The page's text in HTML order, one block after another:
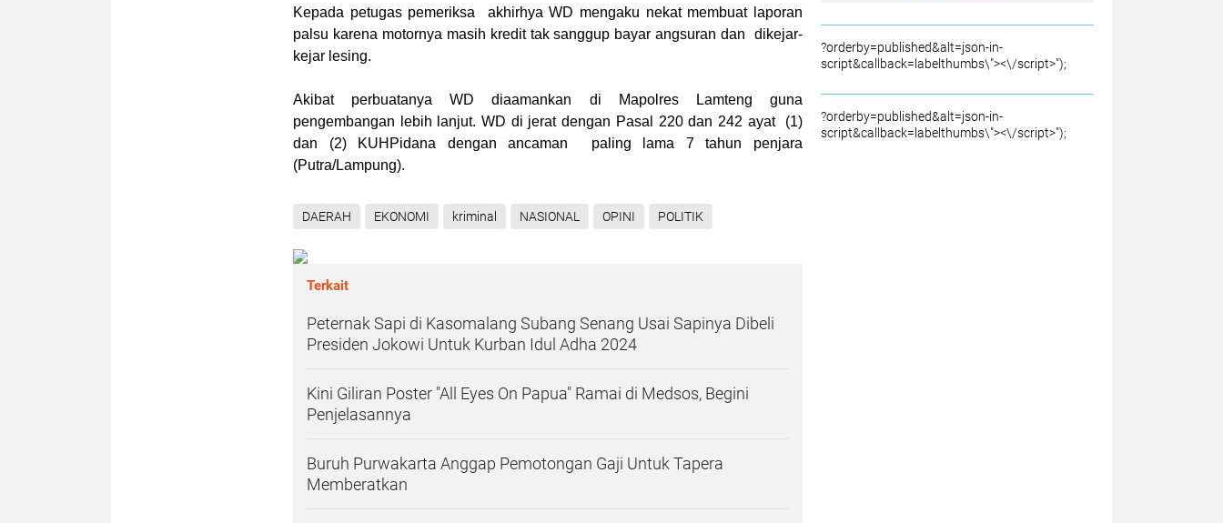
Kepada petugas pemeriksa akhirhya WD mengaku nekat membuat laporan
palsu karena motornya masih kredit tak sanggup bayar angsuran dan dikejar-
kejar lesing.
Akibat perbuatanya WD diaamankan di Mapolres Lamteng guna
pengembangan lebih lanjut. WD di jerat dengan Pasal 220 dan 242 ayat (1)
dan (2) KUHPidana dengan ancaman paling lama 7 tahun penjara
(Putra/Lampung).
DAERAH EKONOMI kriminal NASIONAL OPINI POLITIK
Terkait
Peternak Sapi di Kasomalang Subang Senang Usai Sapinya Dibeli
Presiden Jokowi Untuk Kurban Idul Adha 2024
Kini Giliran Poster "All Eyes On Papua" Ramai di Medsos, Begini
Penjelasannya
Buruh Purwakarta Anggap Pemotongan Gaji Untuk Tapera
Memberatkan
?orderby=published&alt=json-in-
script&callback=labelthumbs\"><\/script>");
?orderby=published&alt=json-in-
script&callback=labelthumbs\"><\/script>");